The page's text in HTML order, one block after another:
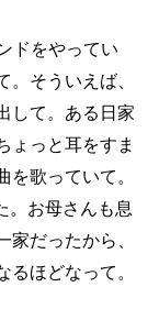
ドをやってい
そういえば、
して。ある日家
ょっと耳をすま
歌っていて。
。お母さんも息
だったから、
ほどなって。